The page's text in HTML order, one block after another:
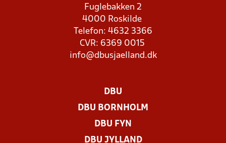
Fuglebakken 2
4000 Roskilde
Telefon: 4632 3366
CVR: 6369 0015
info@dbusjaelland.dk
DBU
DBU BORNHOLM
DBU FYN
DBU JYLLAND